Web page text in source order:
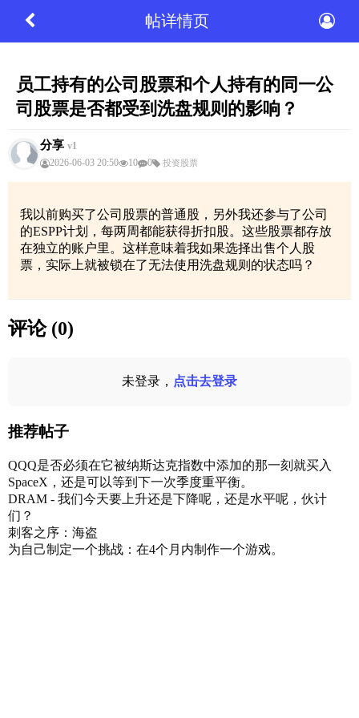
帖详情页
员工持有的公司股票和个人持有的同一公
司股票是否都受到洗盘规则的影响？
分享 v1
2026-06-03 20:50
10 0 投资股票
我以前购买了公司股票的普通股，另外我还参与了公司
的ESPP计划，每两周都能获得折扣股。这些股票都存放
在独立的账户里。这样意味着我如果选择出售个人股
票，实际上就被锁在了无法使用洗盘规则的状态吗？
评论 (0)
未登录， 点击去登录
推荐帖子
QQQ是否必须在它被纳斯达克指数中添加的那一刻就买入
SpaceX，还是可以等到下一次季度重平衡。
DRAM - 我们今天要上升还是下降呢，还是水平呢，伙计
们？
刺客之序：海盗
为自己制定一个挑战：在4个月内制作一个游戏。